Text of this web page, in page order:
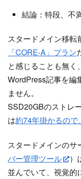
結論：特段、不
スタードメイン移転
「CORE-A」プラン
と感じることも無く、
WordPress記事を編
ません。
SSD20GBのストレ
は約74年掛かるので
スタードメインのサ
バー管理ツール
）
並んでいて、視覚的